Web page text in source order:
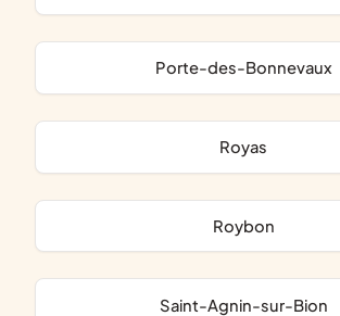
Porte-des-Bonnevaux
Royas
Roybon
Saint-Agnin-sur-Bion